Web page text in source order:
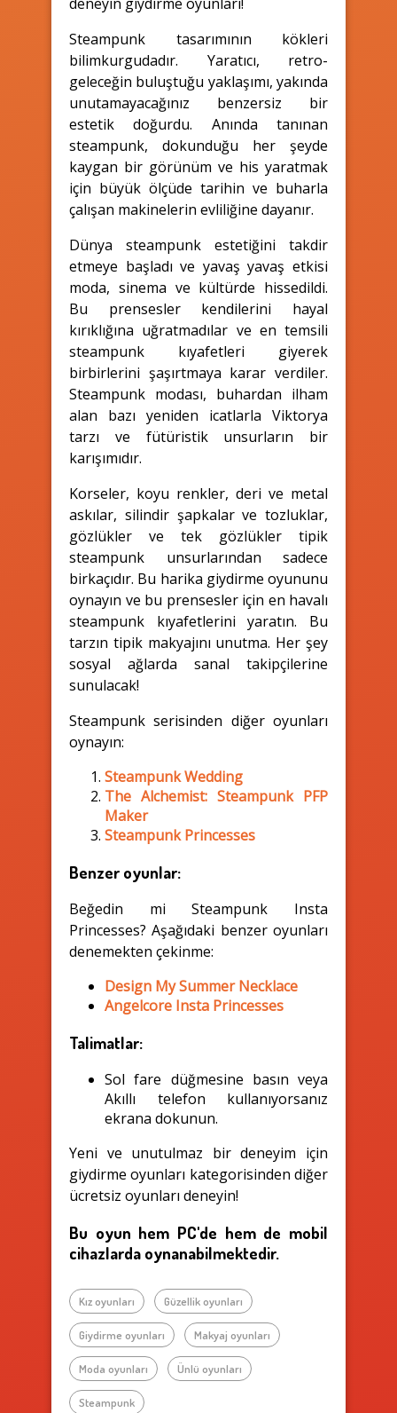
Steampunk tasarımının kökleri
bilimkurgudadır. Yaratıcı, retro-
geleceğin buluştuğu yaklaşımı, yakında
unutamayacağınız benzersiz bir
estetik doğurdu. Anında tanınan
steampunk, dokunduğu her şeyde
kaygan bir görünüm ve his yaratmak
için büyük ölçüde tarihin ve buharla
çalışan makinelerin evliliğine dayanır.
Dünya steampunk estetiğini takdir
etmeye başladı ve yavaş yavaş etkisi
moda, sinema ve kültürde hissedildi.
Bu prensesler kendilerini hayal
kırıklığına uğratmadılar ve en temsili
steampunk kıyafetleri giyerek
birbirlerini şaşırtmaya karar verdiler.
Steampunk modası, buhardan ilham
alan bazı yeniden icatlarla Viktorya
tarzı ve fütüristik unsurların bir
karışımıdır.
Korseler, koyu renkler, deri ve metal
askılar, silindir şapkalar ve tozluklar,
gözlükler ve tek gözlükler tipik
steampunk unsurlarından sadece
birkaçıdır. Bu harika giydirme oyununu
oynayın ve bu prensesler için en havalı
steampunk kıyafetlerini yaratın. Bu
tarzın tipik makyajını unutma. Her şey
sosyal ağlarda sanal takipçilerine
sunulacak!
Steampunk serisinden diğer oyunları
oynayın:
Steampunk Wedding
The Alchemist: Steampunk PFP
Maker
Steampunk Princesses
Benzer oyunlar:
Beğedin mi Steampunk Insta
Princesses? Aşağıdaki benzer oyunları
denemekten çekinme:
Design My Summer Necklace
Angelcore Insta Princesses
Talimatlar:
Sol fare düğmesine basın veya
Akıllı telefon kullanıyorsanız
ekrana dokunun.
Yeni ve unutulmaz bir deneyim için
giydirme oyunları kategorisinden diğer
ücretsiz oyunları deneyin!
Bu oyun hem PC'de hem de mobil
cihazlarda oynanabilmektedir.
Kız oyunları Güzellik oyunları
Giydirme oyunları Makyaj oyunları
Moda oyunları Ünlü oyunları
Steampunk